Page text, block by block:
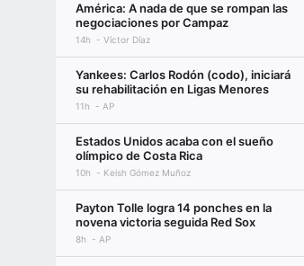
América: A nada de que se rompan las
negociaciones por Campaz
14h Víctor Díaz
Yankees: Carlos Rodón (codo), iniciará
su rehabilitación en Ligas Menores
11h AP
Estados Unidos acaba con el sueño
olímpico de Costa Rica
10h Keish Gómez Muñoz
Payton Tolle logra 14 ponches en la
novena victoria seguida Red Sox
8h AP